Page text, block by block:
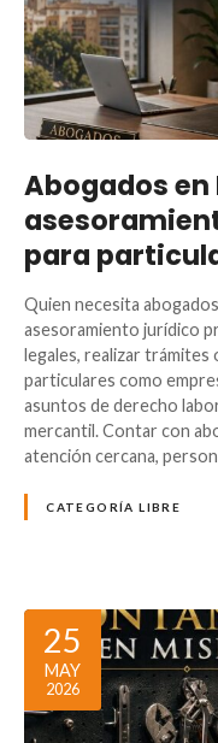
Abogados
para
Quien necesita
asesoramiento jurídico
legales, realizar
particulares como
asuntos de derecho
mercantil. Contar con
atención cercana,
CATEGORÍA LIBRE
25
MAY
2026